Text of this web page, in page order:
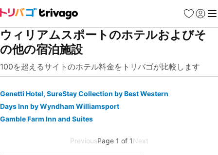
お気に入り
ログイ
メ
ウィリアムスポートのホテルおよびそ
の他の宿泊施設
100を超えるサイトのホテル料金をトリバゴが比較します
Genetti Hotel, SureStay Collection by Best Western
Days Inn by Wyndham Williamsport
Gamble Farm Inn and Suites
PreviousPage 1 of 1Next